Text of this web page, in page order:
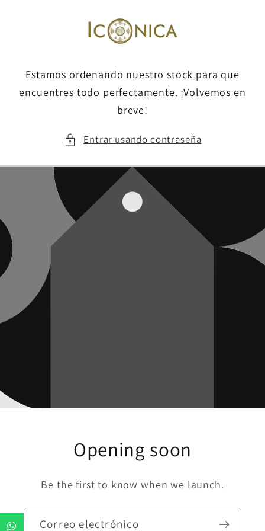
Estamos ordenando nuestro stock para que
encuentres todo perfectamente. ¡Volvemos en
breve!
Entrar usando contraseña
Opening soon
Be the first to know when we launch.
Correo electrónico